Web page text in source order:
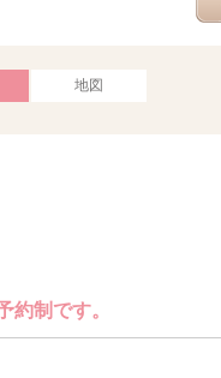
地図
約制です。